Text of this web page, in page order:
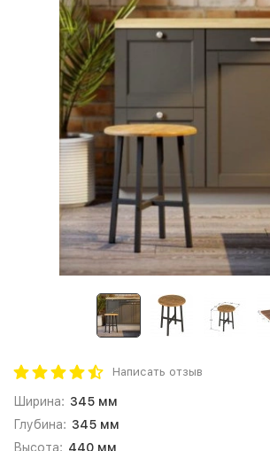
Написать отзыв
Ширина: 345 мм
Глубина: 345 мм
Высота: 440 мм